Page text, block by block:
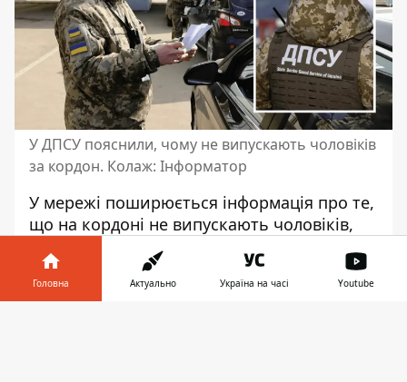
У ДПСУ пояснили, чому не випускають чоловіків
за кордон. Колаж: Інформатор
У мережі поширюється інформація про те,
що на кордоні не випускають чоловіків,
які мають право на виїзд. Речник
Держприкордонслужби Андрій Демченко
пояснив ситуацію. За його словами,
Головна Актуально Україна на часі Youtube